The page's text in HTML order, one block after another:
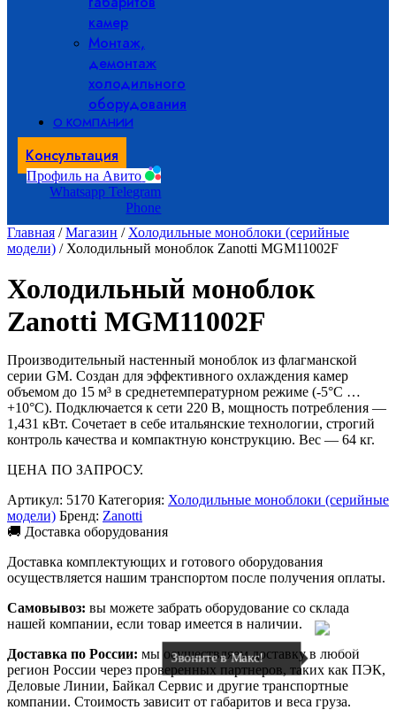
камер
Монтаж,
демонтаж
холодильного
оборудования
О КОМПАНИИ
Консультация
Профиль на Авито
Whatsapp Telegram
Phone
Главная /Магазин / Холодильные моноблоки (серийные
модели) / Холодильный моноблок Zanotti MGM11002F
Холодильный моноблок
Zanotti MGM11002F
Производительный настенный моноблок из флагманской
серии GM. Создан для эффективного охлаждения камер
объемом до 15 м³ в среднетемпературном режиме (-5°C …
+10°C). Подключается к сети 220 В, мощность потребления —
1,431 кВт. Сочетает в себе итальянские технологии, строгий
контроль качества и компактную конструкцию. Вес — 64 кг.
ЦЕНА ПО ЗАПРОСУ.
Артикул: 5170 Категория: Холодильные моноблоки (серийные
модели) Бренд: Zanotti
🚚 Доставка оборудования
Доставка комплектующих и готового оборудования
осуществляется нашим транспортом после получения оплаты.
Самовывоз: вы можете забрать оборудование со склада
нашей компании, если товар имеется в наличии.
Доставка по России: мы осуществляем доставку в любой
регион России через проверенных партнеров, таких как ПЭК,
Деловые Линии, Байкал Сервис и другие транспортные
компании. Стоимость зависит от габаритов и веса груза.
Звоните в Макс!